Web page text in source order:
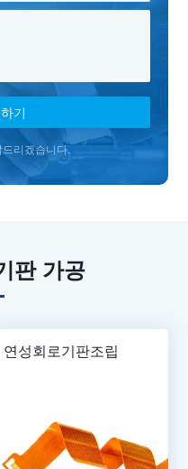
기
리겠습니다.
판 가공
연성회로기판조립